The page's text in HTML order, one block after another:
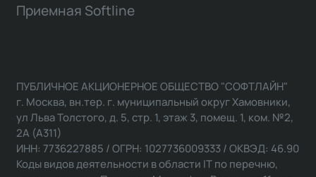
Приемная Softline
ПУБЛИЧНОЕ АКЦИОНЕРНОЕ ОБЩЕСТВО "СОФТЛАЙН"
г. Москва, вн.тер. г. муниципальный округ Хамовники,
ул Льва Толстого, д. 5, стр. 1, этаж 3, помещ. 1, ком. №2,
2А (А311)
ИНН: 7736227885 / ОГРН: 1027736009333 / ОКВЭД: 46.90
Коды видов деятельности в области IT по перечню,